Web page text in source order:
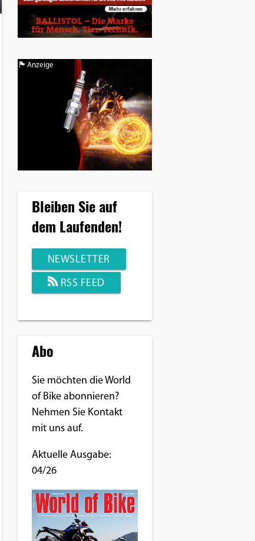
Anzeige
Bleiben Sie auf
dem Laufenden!
NEWSLETTER
RSS FEED
Abo
Sie möchten die World
of Bike abonnieren?
Nehmen Sie Kontakt
mit uns auf.
Aktuelle Ausgabe:
04/26